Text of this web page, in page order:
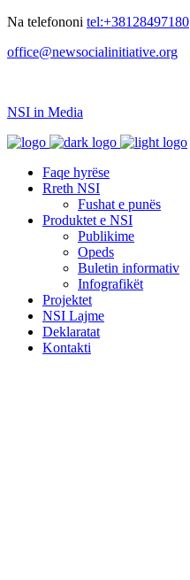
Na telefononi tel:+38128497180
office@newsocialinitiative.org
NSI in Media
Faqe hyrëse
Rreth NSI
Fushat e punës
Produktet e NSI
Publikime
Opeds
Buletin informativ
Infografikët
Projektet
NSI Lajme
Deklaratat
Kontakti